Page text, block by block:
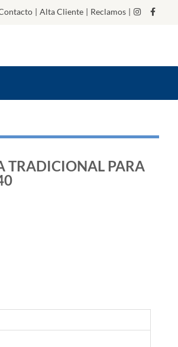
| Alta Cliente | Reclamos |
TRADICIONAL PARA